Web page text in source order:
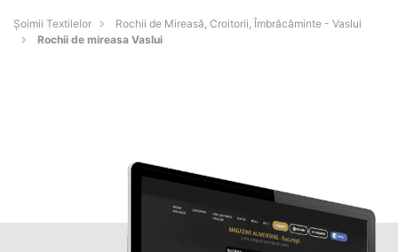
Șoimii Textilelor
Rochii de Mireasă, Croitorii, Îmbrăcăminte - Vaslui
Rochii de mireasa Vaslui